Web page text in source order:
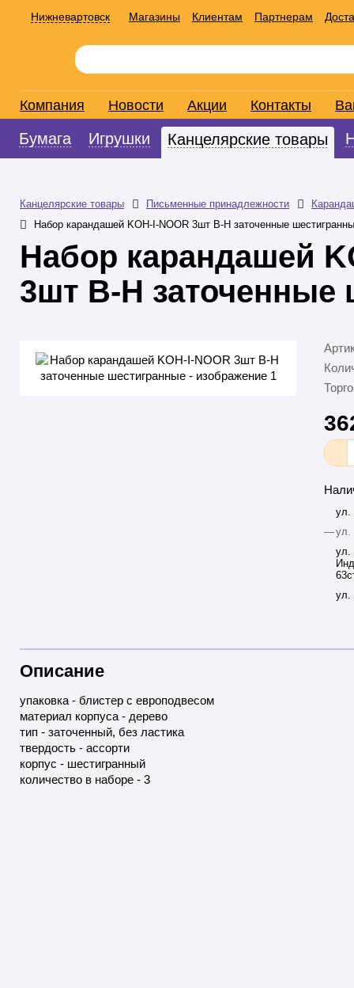
Нижневартовск Магазины Клиентам Партнерам
Компания Новости Акции Контакты
Бумага Игрушки Канцелярские товары
Канцелярские товары Письменные принадлежности
Набор карандашей KOH-I-NOOR 3шт В-Н заточенные
Набор карандашей
3шт В-Н заточенные
ул.
—ул.
ул.
ул.
Описание
упаковка - блистер с европодвесом
материал корпуса - дерево
тип - заточенный, без ластика
твердость - ассорти
корпус - шестигранный
количество в наборе - 3